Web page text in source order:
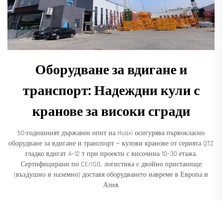
Оборудване за вдигане и
транспорт: Надеждни кули с
кранове за високи сгради
50-годишният държавен опит на Huaxi осигурява първокласно
оборудване за вдигане и транспорт — кулови кранове от серията QTZ
гладко вдигат 4–12 т при проекти с височина 10–30 етажа.
Сертифицирани по CE/ISO, логистика с двойно пристанище
(въздушно и наземно) доставя оборудването навреме в Европа и
Азия.